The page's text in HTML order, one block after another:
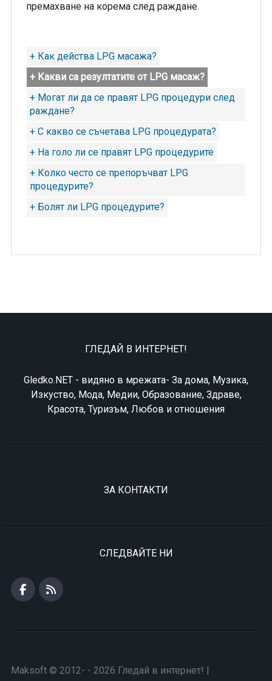
премахване на корема след раждане.
+ Как действа LPG масажа?
+ Какви са резултатите от LPG масаж?
+ Могат ли да се правят LPG процедури след
раждане?
+ С какво се съчетава LPG процедурата?
+ На голо ли се правят LPG процедурите
+ Колко често се препоръчват LPG
процедурите?
+ Болят ли LPG процедурите?
ГЛЕДАЙ В ИНТЕРНЕТ!
Gledko.NET - видяно в мрежата- За дома, Музика,
Изкуство, Мода, Медии, Образование, Здраве,
Красота, Туризъм, Любов и отношения
ЗА КОНТАКТИ
СЛЕДВАЙТЕ НИ
Maksoft © 2012- - 2026 Гледай в интернет! |